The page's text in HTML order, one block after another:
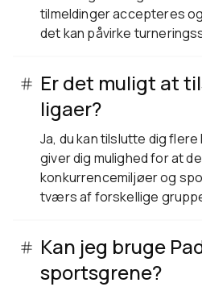
tilmeldinger accepteres
det kan påvirke
Er det muligt at
ligaer?
Ja, du kan tilslutte dig
giver dig mulighed for at
konkurrencemiljøer og
tværs af forskellige
Kan jeg bruge
sportsgrene?